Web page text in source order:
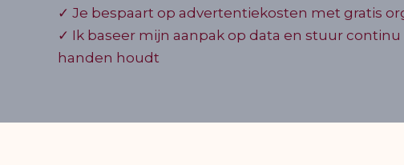
✓ Je bespaart op advertentiekosten met gratis
✓ Ik baseer mijn aanpak op data en stuur
handen houdt